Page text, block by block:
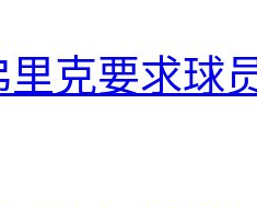
里克要求球